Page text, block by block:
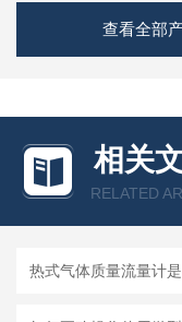
查看全部
相关
RELATED